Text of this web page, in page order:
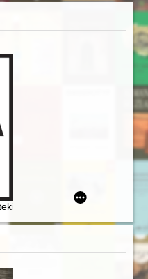
reception and reinterpretation
Publicznej w Żołyni (1949-